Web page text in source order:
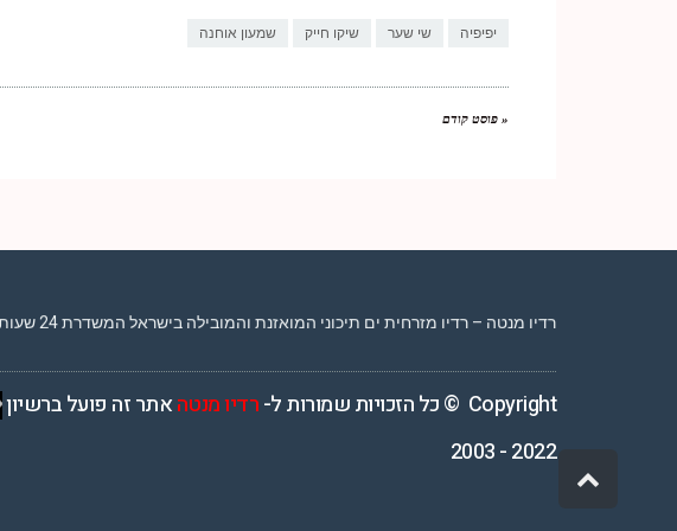
יפיפיה שי שער שיקו חייק שמעון אוחנה
« פוסט קודם
רדיו מנטה – רדיו מזרחית ים תיכוני המואזנת והמובילה בישראל המשדרת 24 שעות ביממה,
Copyright © כל הזכויות שמורות ל- רדיו מנטהאתר זה פועל ברשיון
2022 - 2003